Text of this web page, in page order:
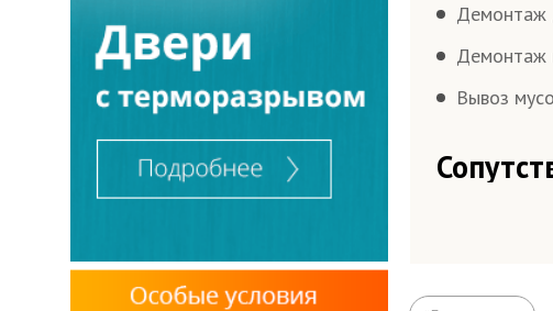
Демонтаж
Демонтаж
Вывоз
Выезд
Выезд